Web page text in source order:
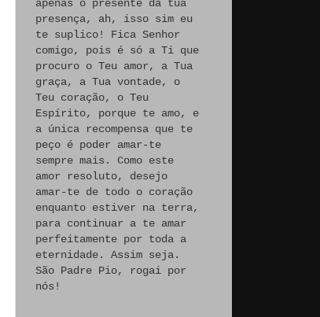
apenas o presente da tua
presença, ah, isso sim eu
te suplico! Fica Senhor
comigo, pois é só a Ti que
procuro o Teu amor, a Tua
graça, a Tua vontade, o
Teu coração, o Teu
Espírito, porque te amo, e
a única recompensa que te
peço é poder amar-te
sempre mais. Como este
amor resoluto, desejo
amar-te de todo o coração
enquanto estiver na terra,
para continuar a te amar
perfeitamente por toda a
eternidade. Assim seja.
São Padre Pio, rogai por
nós!